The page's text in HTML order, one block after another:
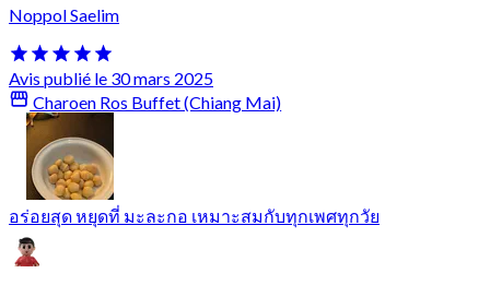
Noppol Saelim
Avis publié le 30 mars 2025
Charoen Ros Buffet (Chiang Mai)
อร่อยสุด หยุดที่ มะละกอ เหมาะสมกับทุกเพศทุกวัย